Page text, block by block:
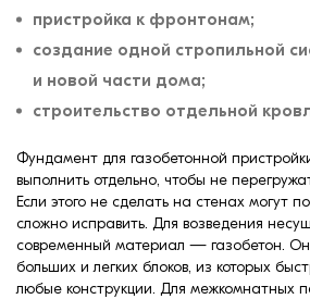
пристройка к фронтонам;
создание одной стропильной
и новой части дома;
строительство отдельной
Фундамент для газобетонной
выполнить отдельно, чтобы не
Если этого не сделать на стенах могут
сложно исправить. Для возведения
современный материал — газобетон. Он
больших и легких блоков, из которых
любые конструкции. Для межкомнатных